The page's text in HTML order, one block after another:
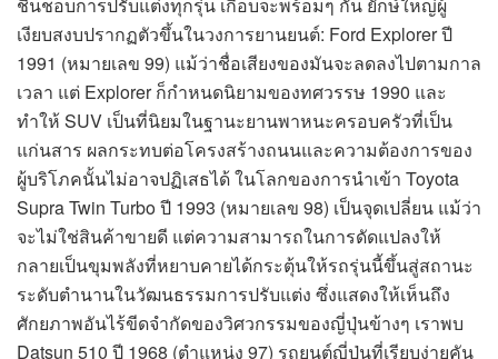
เงียบสงบปรากฏตัวขึ้นในวงการยานยนต์: Ford Explorer ปี
1991 (หมายเลข 99) แม้ว่าชื่อเสียงของมันจะลดลงไปตามกาล
เวลา แต่ Explorer ก็กำหนดนิยามของทศวรรษ 1990 และ
ทำให้ SUV เป็นที่นิยมในฐานะยานพาหนะครอบครัวที่เป็น
แก่นสาร ผลกระทบต่อโครงสร้างถนนและความต้องการของ
ผู้บริโภคนั้นไม่อาจปฏิเสธได้ ในโลกของการนำเข้า Toyota
Supra Twin Turbo ปี 1993 (หมายเลข 98) เป็นจุดเปลี่ยน แม้ว่า
จะไม่ใช่สินค้าขายดี แต่ความสามารถในการดัดแปลงให้
กลายเป็นขุมพลังที่หยาบคายได้กระตุ้นให้รถรุ่นนี้ขึ้นสู่สถานะ
ระดับตำนานในวัฒนธรรมการปรับแต่ง ซึ่งแสดงให้เห็นถึง
ศักยภาพอันไร้ขีดจำกัดของวิศวกรรมของญี่ปุ่นข้างๆ เราพบ
Datsun 510 ปี 1968 (ตำแหน่ง 97) รถยนต์ญี่ปุ่นที่เรียบง่ายคัน